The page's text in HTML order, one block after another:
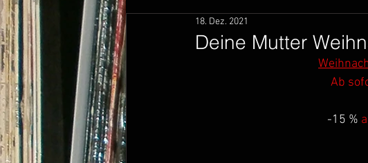
Dauawizzy DJ King
Deine Mutter
18. Dez. 2021
Ab
-15 %